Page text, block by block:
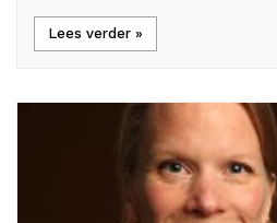
Lees verder »